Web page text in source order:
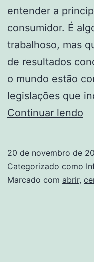
entender a
consumidor. É
trabalhoso, mas
de resultados
o mundo estão
legislações que
Continuar lendo
a
20 de novembro de
Categorizado como
Marcado com abrir,